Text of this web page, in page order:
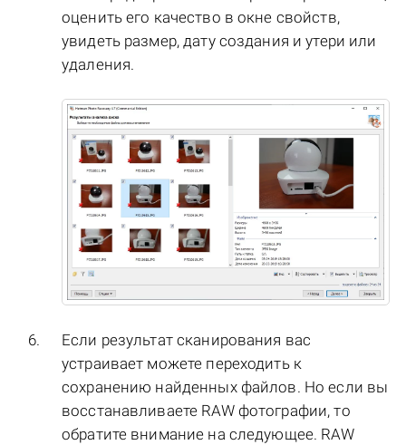
оценить его качество в окне свойств,
увидеть размер, дату создания и утери или
удаления.
Если результат сканирования вас
устраивает можете переходить к
сохранению найденных файлов. Но если вы
восстанавливаете RAW фотографии, то
обратите внимание на следующее. RAW